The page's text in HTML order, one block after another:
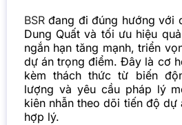
BSRđang đi đúng hướng với
Dung Quất và tối ưu hiệu
ngắn hạn tăng mạnh, triển
dự án trọng điểm. Đây là cơ
kèm thách thức từ biến
lượng và yêu cầu pháp lý
kiên nhẫn theo dõi tiến độ
hợp lý.